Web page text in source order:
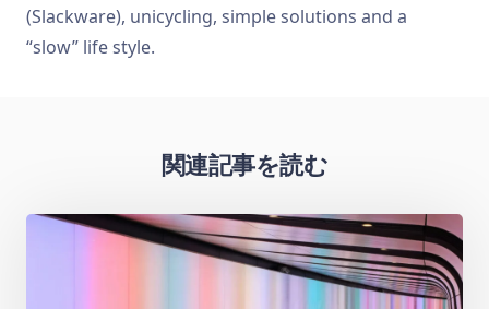
(Slackware), unicycling, simple solutions and a
“slow” life style.
関連記事を読む